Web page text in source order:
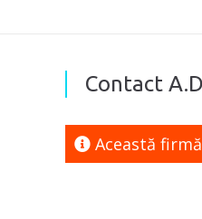
Contact
Această